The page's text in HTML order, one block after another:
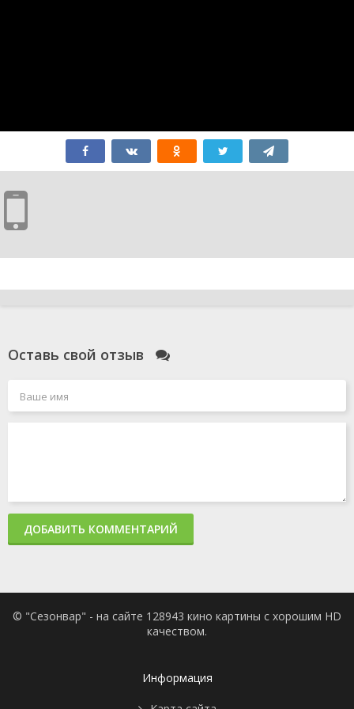
Оставь свой отзыв
ДОБАВИТЬ КОММЕНТАРИЙ
© "Сезонвар" - на сайте 128943 кино картины с хорошим HD
качеством.
Информация